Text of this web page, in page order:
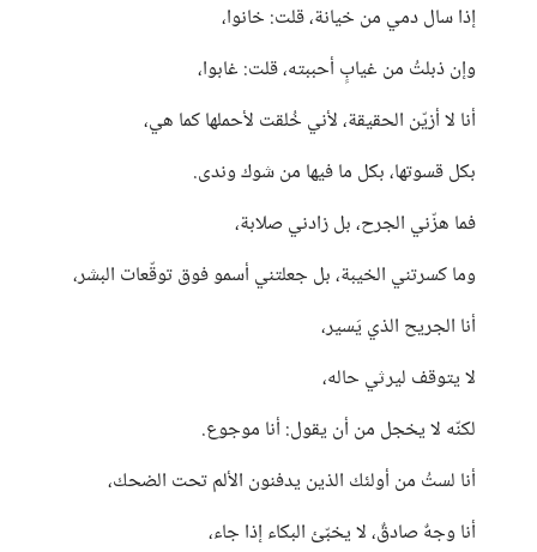
إذا سال دمي من خيانة، قلت: خانوا،
وإن ذبلتُ من غيابٍ أحببته، قلت: غابوا،
أنا لا أزيّن الحقيقة، لأني خُلقت لأحملها كما هي،
بكل قسوتها، بكل ما فيها من شوك وندى.
فما هزّني الجرح، بل زادني صلابة،
وما كسرتني الخيبة، بل جعلتني أسمو فوق توقّعات البشر،
أنا الجريح الذي يَسير،
لا يتوقف ليرثي حاله،
لكنّه لا يخجل من أن يقول: أنا موجوع.
أنا لستُ من أولئك الذين يدفنون الألم تحت الضحك،
أنا وجهٌ صادقٌ، لا يخبّئ البكاء إذا جاء،